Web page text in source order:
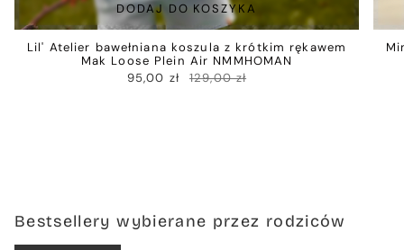
DODAJ DO KOSZYKA
Lil' Atelier bawełniana koszula z krótkim rękawem
Mak Loose Plein Air NMMHOMAN
95,00 zł
129,00 zł
Bestsellery wybierane przez rodziców